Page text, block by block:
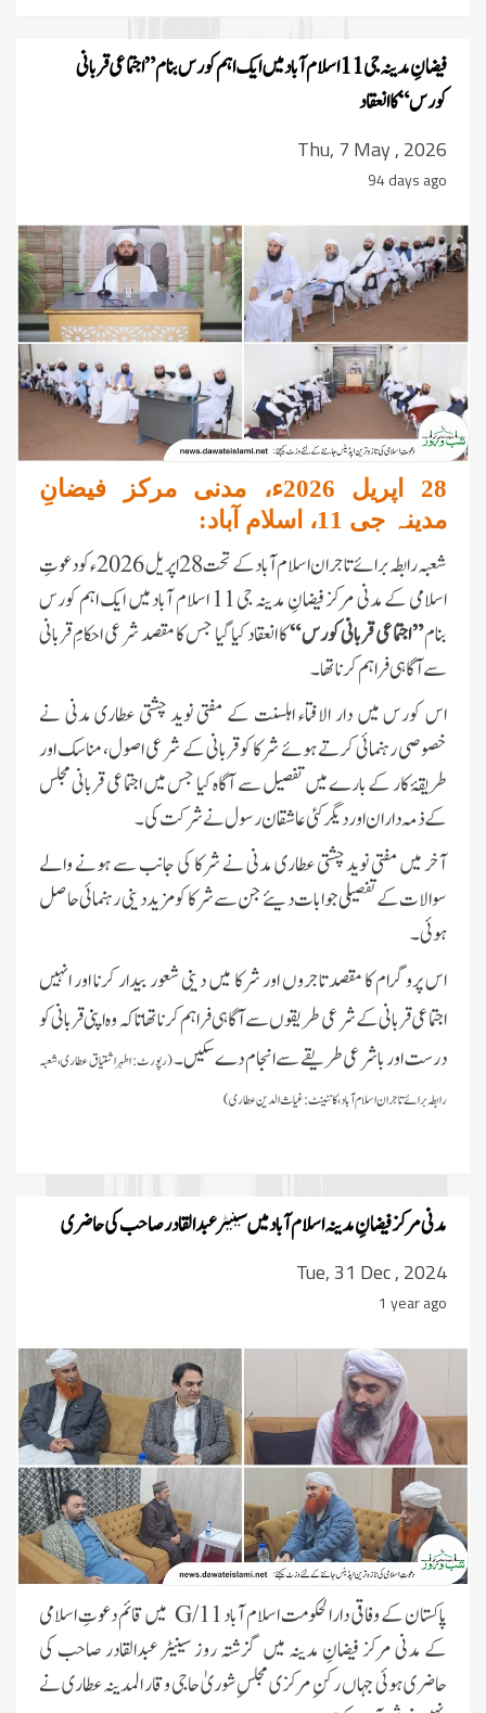
فیضانِ مدینہ جی 11 اسلام آباد میں ایک اہم کورس بنام ” اجتماعی قربانی
کورس “ کا انعقاد
Thu, 7 May , 2026
94 days ago
28 اپریل 2026ء، مدنی مرکز فیضانِ
مدینہ جی 11، اسلام آباد:
شعبہ رابطہ برائے تاجران اسلام آباد کے تحت 28 اپریل 2026ء کو دعوتِ
اسلامی کے مدنی مرکز فیضانِ مدینہ جی 11 اسلام آباد میں ایک اہم کورس
بنام”اجتماعی قربانی کورس “کا انعقاد کیا گیا جس کا مقصد شرعی احکامِ قربانی
سے آگاہی فراہم کرنا تھا۔
اس کورس میں دار الافتاء اہلسنت کے مفتی نوید چشتی عطاری مدنی نے
خصوصی رہنمائی کرتے ہوئے شرکا کو قربانی کے شرعی اصول، مناسک اور
طریقۂ کار کے بارے میں تفصیل سے آگاہ کیا جس میں اجتماعی قربانی مجلس
کے ذمہ داران اور دیگر کئی عاشقان رسول نے شرکت کی۔
آخر میں مفتی نوید چشتی عطاری مدنی نے شرکا کی جانب سے ہونے والے
سوالات کے تفصیلی جوابات دیئے جن سے شرکا کو مزید دینی رہنمائی حاصل
ہوئی۔
اس پروگرام کا مقصد تاجروں اور شرکا میں دینی شعور بیدار کرنا اور انہیں
اجتماعی قربانی کے شرعی طریقوں سے آگاہی فراہم کرنا تھا تاکہ وہ اپنی قربانی کو
درست اور باشرعی طریقے سے انجام دے سکیں۔(رپورٹ:اطہر اشتیاق عطاری، شعبہ
رابطہ برائے تاجراناسلام آباد ، کانٹینٹ:غیاث الدین عطاری)
مدنی مرکز فیضانِ مدینہ اسلام آباد میں سینیٹر عبدالقادر صاحب کی حاضری
Tue, 31 Dec , 2024
1 year ago
پاکستان کے وفاقی دارالحکومت اسلام آبادG/11 میں قائم دعوتِ اسلامی
کے مدنی مرکز فیضانِ مدینہ میں گزشتہ روز سینیٹر عبدالقادر صاحب کی
حاضری ہوئی جہاں رکنِ مرکزی مجلسِ شوریٰ حاجی وقار المدینہ عطاری نے